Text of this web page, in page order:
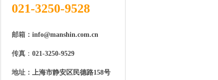
021-3250-9528
邮箱： info@manshin.com.cn
传真 ： 021-3250-9529
地址： 上海市静安区民德路158号